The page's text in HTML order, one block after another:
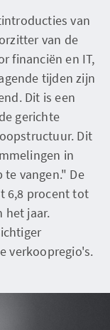
van
van de
financiën en IT,
tijden zijn
Dit is een
gerichte
Dit
in
vangen." De
6,8 procent tot
het jaar.
verkoopregio's.